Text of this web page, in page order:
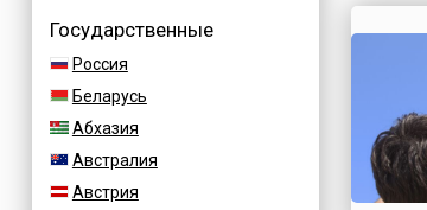
Государственные
Россия
Беларусь
Абхазия
Австралия
Австрия